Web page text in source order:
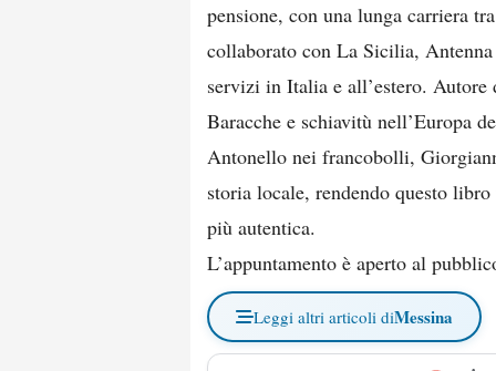
pensione, con una lunga carriera
collaborato con La Sicilia,
servizi in Italia e all’estero.
Baracche e schiavitù nell’Europa
Antonello nei francobolli,
storia locale, rendendo questo
più autentica.
L’appuntamento è aperto al
Leggi altri articoli diMessina